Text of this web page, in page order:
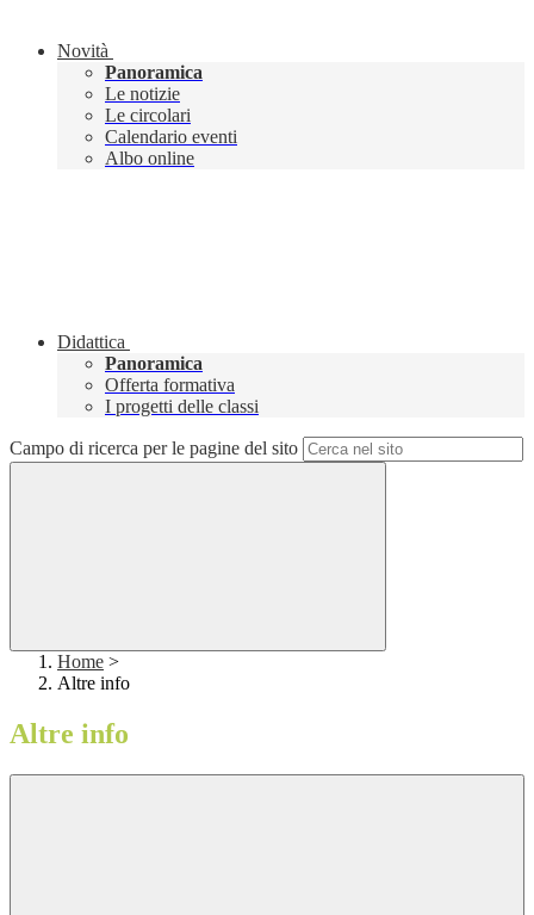
Novità
Panoramica
Le notizie
Le circolari
Calendario eventi
Albo online
Didattica
Panoramica
Offerta formativa
I progetti delle classi
Campo di ricerca per le pagine del sito
Home >
Altre info
Altre info